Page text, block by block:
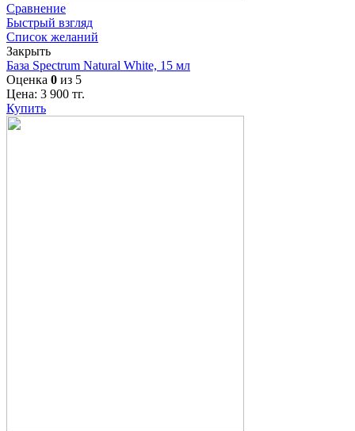
Сравнение
Быстрый взгляд
Список желаний
Закрыть
База Spectrum Natural White, 15 мл
Оценка 0 из 5
Цена: 3 900 тг.
Купить